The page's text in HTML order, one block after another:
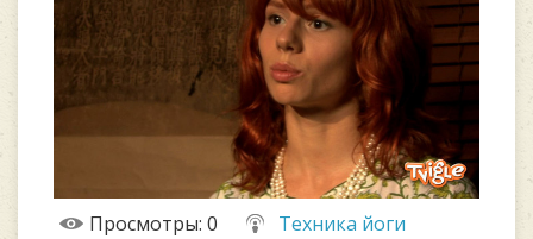
Просмотры: 0
Техника йоги